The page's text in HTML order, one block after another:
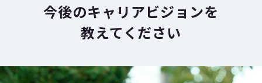
今後のキャリアビジョンを
教えてください